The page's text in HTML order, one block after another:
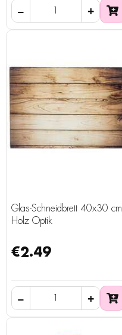
Glas-Schneidbrett 40x30 cm
Holz Optik
€2.49